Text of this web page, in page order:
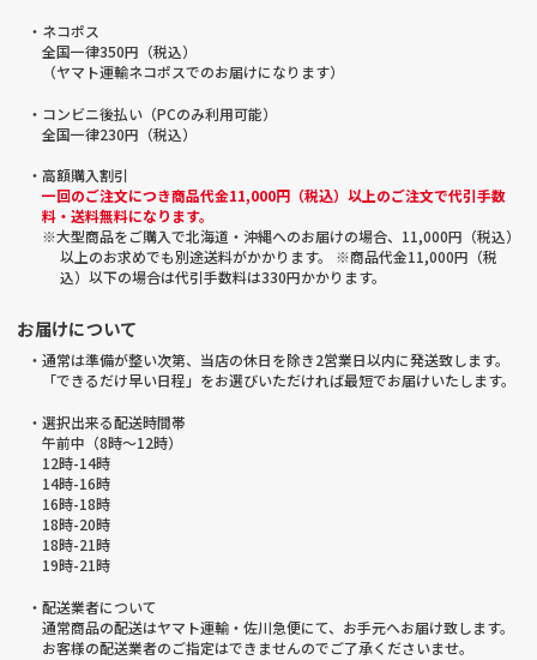
・ネコポス
全国一律350円（税込）
（ヤマト運輸ネコポスでのお届けになります）
・コンビニ後払い（PCのみ利用可能）
全国一律230円（税込）
・高額購入割引
一回のご注文につき商品代金11,000円（税込）以上のご注文で代引手数
料・送料無料になります。
※大型商品をご購入で北海道・沖縄へのお届けの場合、11,000円（税込）
以上のお求めでも別途送料がかかります。 ※商品代金11,000円（税
込）以下の場合は代引手数料は330円かかります。
お届けについて
・通常は準備が整い次第、当店の休日を除き2営業日以内に発送致します。
「できるだけ早い日程」をお選びいただければ最短でお届けいたします。
・選択出来る配送時間帯
午前中（8時～12時）
12時-14時
14時-16時
16時-18時
18時-20時
18時-21時
19時-21時
・配送業者について
通常商品の配送はヤマト運輸・佐川急便にて、お手元へお届け致します。
お客様の配送業者のご指定はできませんのでご了承くださいませ。